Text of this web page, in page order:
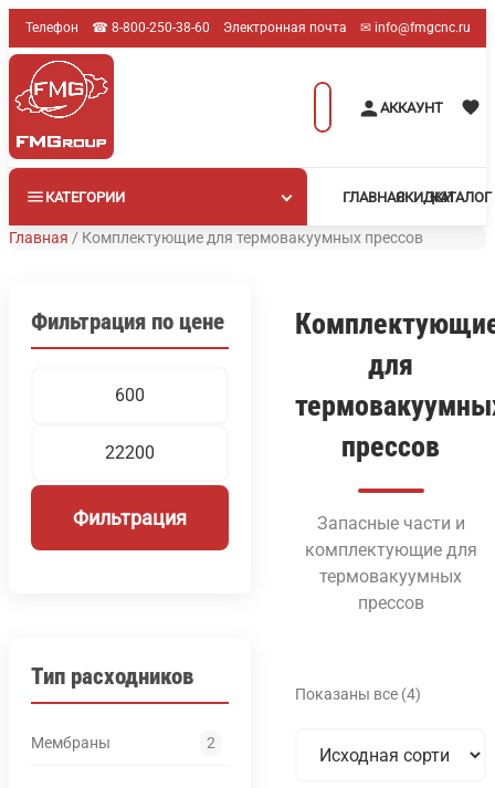
Перейти
к
содержимому
Телефон ☎︎ 8-800-250-38-60 Электронная почта ✉︎ info@fmgcnc.ru
Поиск
товаров
АККАУНТ
КАТЕГОРИИ ГЛАВНАЯ КАТАЛОГ
СКИДКИ
Главная / Комплектующие для термовакуумных прессов
Фильтрация по цене
Фильтрация
Тип расходников
Мембраны 2
для
прессов
Запасные части и
комплектующие для
термовакуумных
прессов
Показаны все (4)